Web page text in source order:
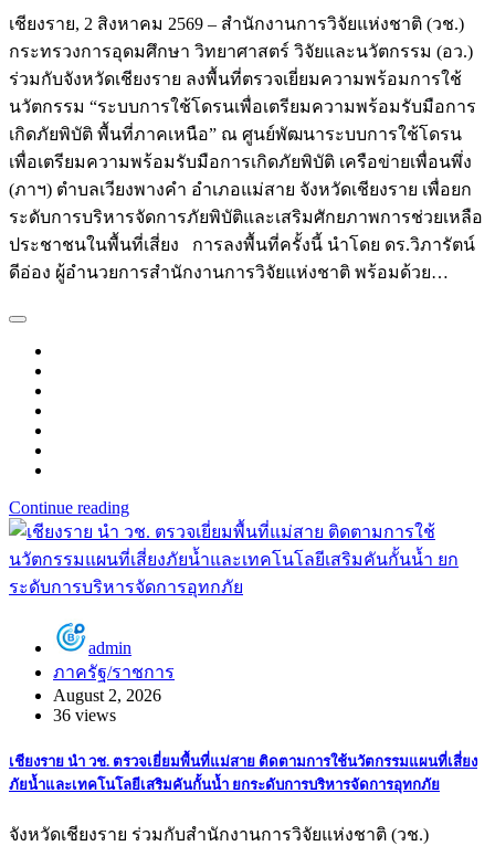
เชียงราย, 2 สิงหาคม 2569 – สำนักงานการวิจัยแห่งชาติ (วช.)
กระทรวงการอุดมศึกษา วิทยาศาสตร์ วิจัยและนวัตกรรม (อว.)
ร่วมกับจังหวัดเชียงราย ลงพื้นที่ตรวจเยี่ยมความพร้อมการใช้
นวัตกรรม “ระบบการใช้โดรนเพื่อเตรียมความพร้อมรับมือการ
เกิดภัยพิบัติ พื้นที่ภาคเหนือ” ณ ศูนย์พัฒนาระบบการใช้โดรน
เพื่อเตรียมความพร้อมรับมือการเกิดภัยพิบัติ เครือข่ายเพื่อนพึ่ง
(ภาฯ) ตำบลเวียงพางคำ อำเภอแม่สาย จังหวัดเชียงราย เพื่อยก
ระดับการบริหารจัดการภัยพิบัติและเสริมศักยภาพการช่วยเหลือ
ประชาชนในพื้นที่เสี่ยง การลงพื้นที่ครั้งนี้ นำโดย ดร.วิภารัตน์
ดีอ่อง ผู้อำนวยการสำนักงานการวิจัยแห่งชาติ พร้อมด้วย…
Continue reading
admin
ภาครัฐ/ราชการ
August 2, 2026
36 views
เชียงราย นำ วช. ตรวจเยี่ยมพื้นที่แม่สาย ติดตามการใช้นวัตกรรมแผนที่เสี่ยง
ภัยน้ำและเทคโนโลยีเสริมคันกั้นน้ำ ยกระดับการบริหารจัดการอุทกภัย
จังหวัดเชียงราย ร่วมกับสำนักงานการวิจัยแห่งชาติ (วช.)